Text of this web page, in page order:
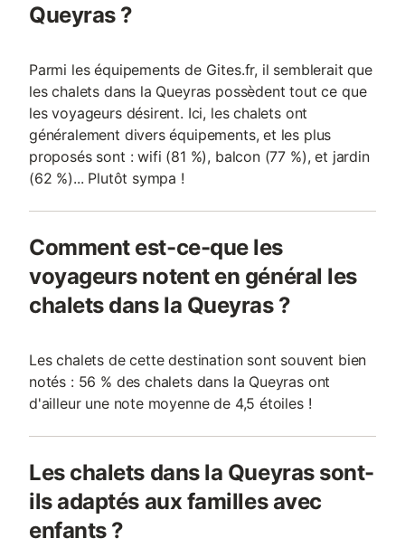
Queyras ?
Parmi les équipements de Gites.fr, il semblerait que
les chalets dans la Queyras possèdent tout ce que
les voyageurs désirent. Ici, les chalets ont
généralement divers équipements, et les plus
proposés sont : wifi (81 %), balcon (77 %), et jardin
(62 %)... Plutôt sympa !
Comment est-ce-que les
voyageurs notent en général les
chalets dans la Queyras ?
Les chalets de cette destination sont souvent bien
notés : 56 % des chalets dans la Queyras ont
d'ailleur une note moyenne de 4,5 étoiles !
Les chalets dans la Queyras sont-
ils adaptés aux familles avec
enfants ?